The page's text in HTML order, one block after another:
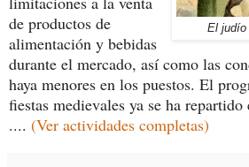
El judío
de productos de
alimentación y bebidas
durante el mercado, así como las
haya menores en los puestos. El
fiestas medievales ya se ha
.... (Ver actividades completas)